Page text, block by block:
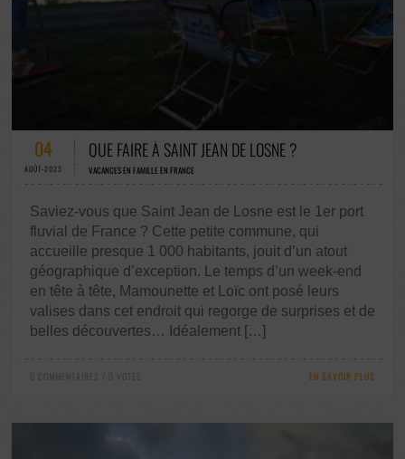
0 COMMENTAIRES / 0 VOTES
04
AOÛT-2023
QUE FAIRE À SAINT JEAN DE LOSNE ?
VACANCES EN FAMILLE EN FRANCE
Saviez-vous que Saint Jean de Losne est le 1er port
fluvial de France ? Cette petite commune, qui
accueille presque 1 000 habitants, jouit d’un atout
géographique d’exception. Le temps d’un week-end
en tête à tête, Mamounette et Loïc ont posé leurs
valises dans cet endroit qui regorge de surprises et de
belles découvertes… Idéalement […]
0 COMMENTAIRES / 0 VOTES EN SAVOIR PLUS